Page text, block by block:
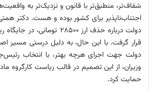
شفاف‌تر، منطبق‌تر با قانون و نزدیک‌تر به
اجتناب‌ناپذیر برای کشور بوده و هست. دکتر
دولت درباره حذف ارز ۲۸۵۰۰
قرار گرفت. با این حال، به دلیل درستی مسیر
دولت جهت اجرای هرچه بهتر، با انتخاب
حمایت کرد.